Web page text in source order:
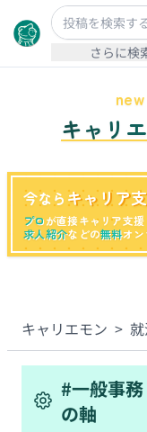
さらに検
キャリ
今なら キャリア
プロが直接キャリア支
求人紹介などの無料オン
キャリエモン >
#一般事務
の軸